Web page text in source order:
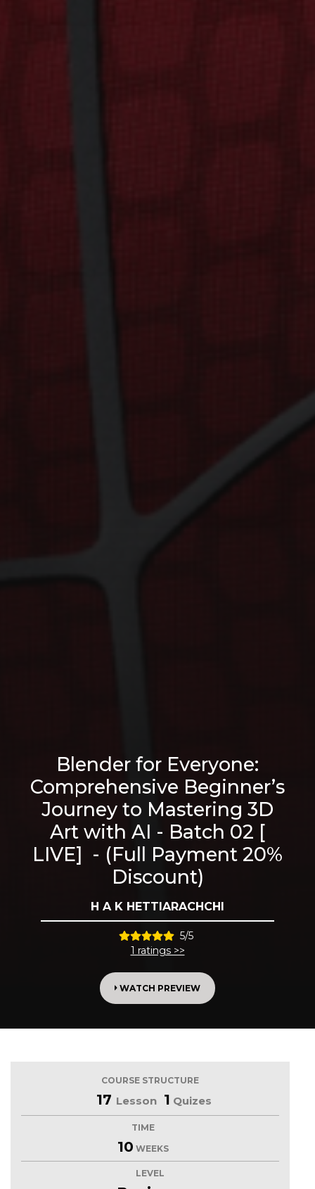
Blender for Everyone:
Comprehensive Beginner’s
Journey to Mastering 3D
Art with AI - Batch 02 [
LIVE] - (Full Payment 20%
Discount)
H A K HETTIARACHCHI
5/5
1 ratings >>
WATCH PREVIEW
COURSE STRUCTURE
17 Lesson 1 Quizes
TIME
10 WEEKS
LEVEL